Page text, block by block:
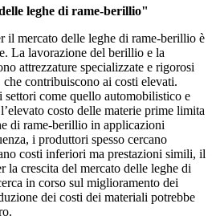
leghe di rame-berillio"
il mercato delle leghe di rame-berillio è
La lavorazione del berillio e la
attrezzature specializzate e rigorosi
contribuiscono ai costi elevati.
come quello automobilistico e
costo delle materie prime limita
di rame-berillio in applicazioni
i produttori spesso cercano
costi inferiori ma prestazioni simili, il
la crescita del mercato delle leghe di
in corso sul miglioramento dei
dei costi dei materiali potrebbe